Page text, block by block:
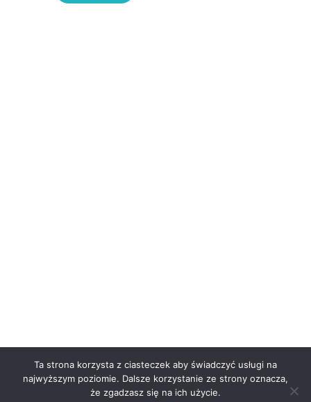
Ta strona korzysta z ciasteczek aby świadczyć usługi na
najwyższym poziomie. Dalsze korzystanie ze strony oznacza,
że zgadzasz się na ich użycie.